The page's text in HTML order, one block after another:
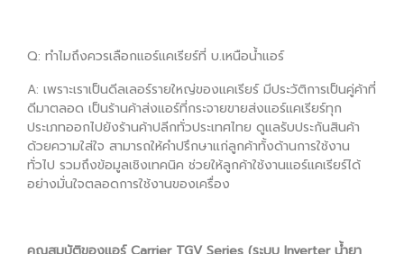
Q: ทำไมถึงควรเลือกแอร์แคเรียร์ที่ บ.เหนือน้ำแอร์
A: เพราะเราเป็นดีลเลอร์รายใหญ่ของแคเรียร์ มีประวัติการเป็นคู่ค้าที่
ดีมาตลอด เป็นร้านค้าส่งแอร์ที่กระจายขายส่งแอร์แคเรียร์ทุก
ประเภทออกไปยังร้านค้าปลีกทั่วประเทศไทย ดูแลรับประกันสินค้า
ด้วยความใส่ใจ สามารถให้คำปรึกษาแก่ลูกค้าทั้งด้านการใช้งาน
ทั่วไป รวมถึงข้อมูลเชิงเทคนิค ช่วยให้ลูกค้าใช้งานแอร์แคเรียร์ได้
อย่างมั่นใจตลอดการใช้งานของเครื่อง